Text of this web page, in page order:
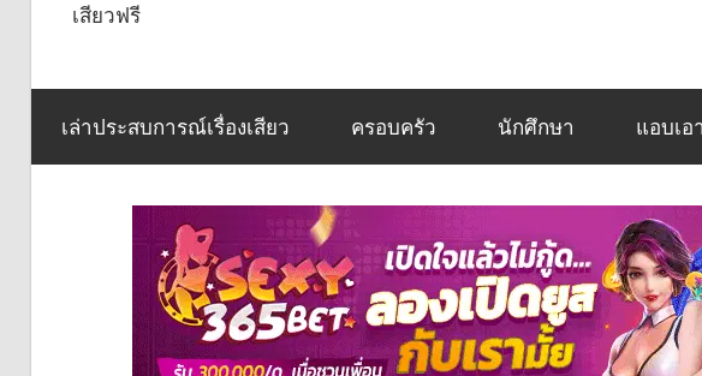
เสียวฟรี
เล่าประสบการณ์เรื่องเสียว ครอบครัว นักศึกษา แอบเอา